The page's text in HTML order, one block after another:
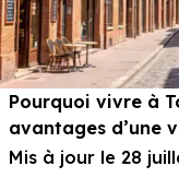
Pourquoi vivre à
avantages d’une
Mis à jour le 28